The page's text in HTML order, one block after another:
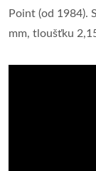
Point (od 1984).
mm, tloušťku